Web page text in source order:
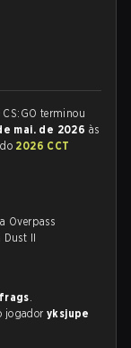
terminou
mai. de 2026 às
2026 CCT
Overpass
Dust II
.
jogador yksjupe